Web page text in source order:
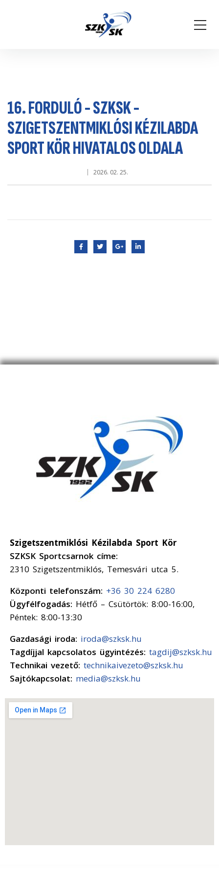
16. FORDULÓ - SZKSK -
SZIGETSZENTMIKLÓSI KÉZILABDA
SPORT KÖR HIVATALOS OLDALA
2026. 02. 25.
Szigetszentmiklósi Kézilabda Sport Kör
SZKSK Sportcsarnok címe:
2310 Szigetszentmiklós, Temesvári utca 5.
Központi telefonszám: +36 30 224 6280
Ügyfélfogadás: Hétfő – Csütörtök: 8:00-16:00,
Péntek: 8:00-13:30
Gazdasági iroda: iroda@szksk.hu
Tagdíjjal kapcsolatos ügyintézés: tagdij@szksk.hu
Technikai vezető: technikaivezeto@szksk.hu
Sajtókapcsolat: media@szksk.hu